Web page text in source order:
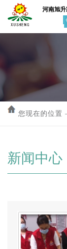
河南旭升
您现在的位置
新闻中心